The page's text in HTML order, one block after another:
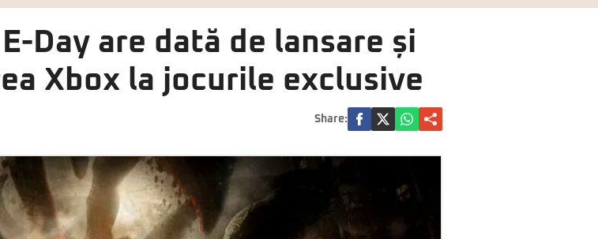
Day are dată de lansare și
Xbox la jocurile exclusive
Share: